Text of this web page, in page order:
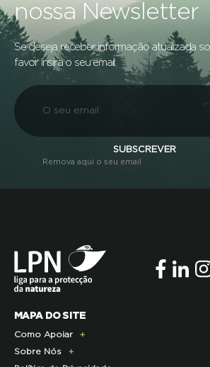
nossa Newsletter
Se deseja receber informação atualizada
favor insira o seu email:
SUBSCREVER
Remova aqui o seu email
MAPA DO SITE
Como Apoiar
Doe Hoje
Sobre Nós